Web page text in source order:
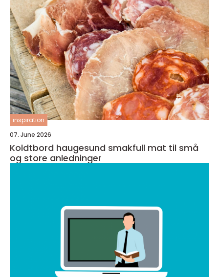
inspiration
07. June 2026
Koldtbord haugesund smakfull mat til små
og store anledninger